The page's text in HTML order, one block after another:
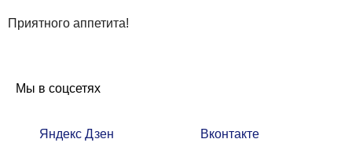
Приятного аппетита!
Мы в соцсетях
Яндекс Дзен Вконтакте